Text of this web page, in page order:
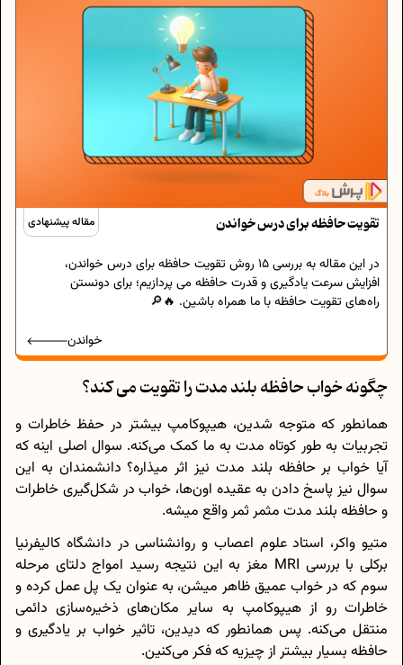
مقاله پیشنهادی تقویت حافظه برای درس خواندن
در این مقاله به بررسی 15 روش تقویت حافظه برای درس خواندن،
افزایش سرعت یادگیری و قدرت حافظه می پردازیم؛ برای دونستن
راه‌های تقویت حافظه با ما همراه باشین. 🔥🔎
خواندن
چگونه خواب حافظه بلند مدت را تقویت می کند؟
همانطور که متوجه شدین، هیپوکامپ بیشتر در حفظ خاطرات و
تجربیات به طور کوتاه مدت به ما کمک می‌کنه. سوال اصلی اینه که
آیا خواب بر حافظه بلند مدت نیز اثر میذاره؟ دانشمندان به این
سوال نیز پاسخ دادن به عقیده اون‌ها، خواب در شکل‌گیری خاطرات
و حافظه بلند مدت مثمر ثمر واقع میشه.
متیو واکر، استاد علوم اعصاب و روانشناسی در دانشگاه کالیفرنیا
برکلی با بررسی MRI مغز به این نتیجه رسید امواج دلتای مرحله
سوم که در خواب عمیق ظاهر میشن، به عنوان یک پل عمل کرده و
خاطرات رو از هیپوکامپ به سایر مکان‌های ذخیره‌سازی دائمی
منتقل می‌کنه. پس همانطور که دیدین، تاثیر خواب بر یادگیری و
حافظه بسیار بیشتر از چیزیه که فکر می‌کنین.